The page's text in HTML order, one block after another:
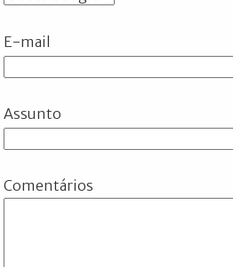
E-mail
Assunto
Comentários